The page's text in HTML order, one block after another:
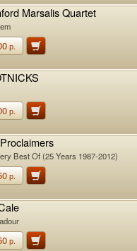
Marsalis Quartet
р.
р.
Best Of (25 Years 1987-2012)
р.
р.